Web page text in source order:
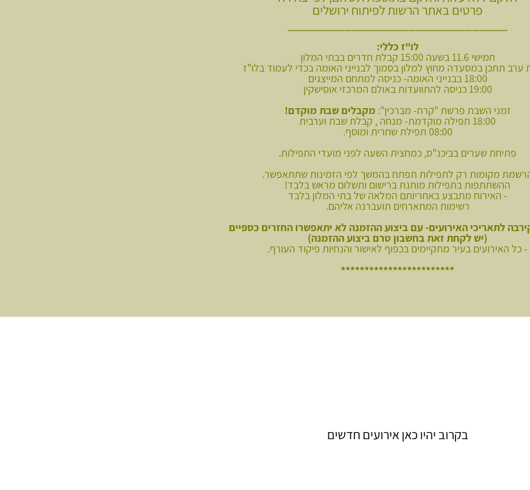
פרטים באתר הרשות לפיתוח ירושלים
לו"ז כללי:
חמישי 11.6 בשעה 15:00 קבלת חדרים בבתי המלון
ערב תתכן במסעדה מחוץ למלון בסמוך לבנייני האומה בכדי לעמוד בלו"ז
18:00 בבנייני האומה- כניסה למתחם המייצגים
19:00 כניסה להתוועדות באולם המרכזי אוסישקין
זמני השבת פרשת "קרח- מברכין": מקבלים שבת מוקדם!
18:00 תפילה מוקדמת- מנחה , קבלת שבת וערבית
08:00 תפילת שחרית ומוסף.
פתיחת שערים בביכנ"ס, כמחצית השעה לפני מועדי התפילות.
מקומות רק לתפילות תפתח בהמשך לפי הזמינות שתתאפשר.
ההשתתפות בתפילות מותנת ברישום ותשלום מראש בלבד!
- האירוח מתבצע באחריותם המלאה של בתי המלון בלבד
רשימות המתארחים תועברנה אליהם.
לתאריכי האירועים- עם ביצוע ההזמנה לא יתאפשרו החזרים כספיים
(יש לקחת זאת בחשבון טרם ביצוע ההזמנה)
- כל האירועים בעיר מתקיימים בכפוף לאישור והנחיות פיקוד העורף.
************************
בקרוב יהיו כאן אירועים חדשים